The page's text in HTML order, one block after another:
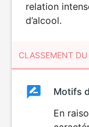
relation
d’alcool.
CLASSEMENT
Classement
Motifs
En